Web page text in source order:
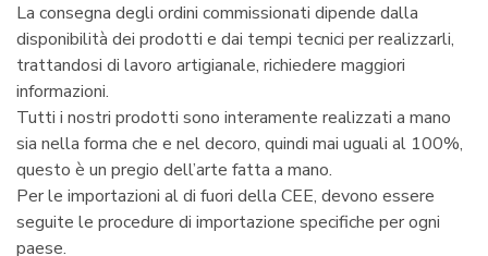
La consegna degli ordini commissionati dipende dalla
disponibilità dei prodotti e dai tempi tecnici per realizzarli,
trattandosi di lavoro artigianale, richiedere maggiori
informazioni.
Tutti i nostri prodotti sono interamente realizzati a mano
sia nella forma che e nel decoro, quindi mai uguali al 100%,
questo è un pregio dell’arte fatta a mano.
Per le importazioni al di fuori della CEE, devono essere
seguite le procedure di importazione specifiche per ogni
paese.